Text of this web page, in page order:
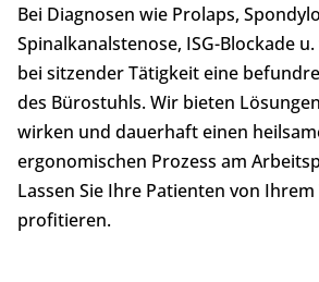
Bei Diagnosen wie Prolaps,
Spinalkanalstenose, ISG-Blockade
bei sitzender Tätigkeit eine
des Bürostuhls. Wir bieten
wirken und dauerhaft einen
ergonomischen Prozess am
Lassen Sie Ihre Patienten von Ihrem
profitieren.